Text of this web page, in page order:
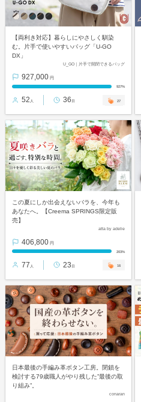
【両利き対応】暮らしにやさしく馴染
む。片手で使いやすいバッグ「U-GO
DX」
U_GO｜片手で開閉できるバッグ
927,000 円
927%
52 人 36 日 27
この夏にしか出会えないバラを、今年も
あなたへ。【Creema SPRINGS限定販
売】
atta by adelie
406,800 円
203%
77 人 23 日 16
日本最後の手編み革ボタン工房。閉鎖を
検討する79歳職人がやり残した”最後の取
り組み”。
conaran